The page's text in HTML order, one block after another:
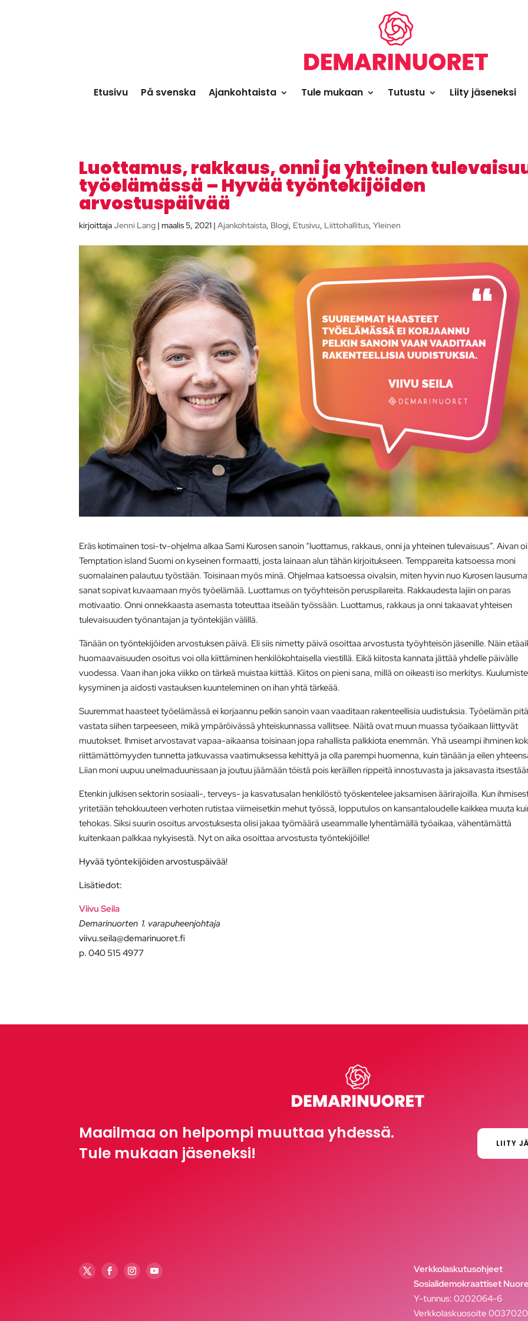
Etusivu På svenska Ajankohtaista Tule mukaan Tutustu Liity jäseneksi
Luottamus, rakkaus, onni ja yhteinen
työelämässä – Hyvää työntekijöiden
arvostuspäivää
kirjoittajaJenni Lang |maalis 5, 2021 |Ajankohtaista, Blogi, Etusivu, Liittohallitus,Yleinen
Eräs kotimainen tosi-tv-ohjelma alkaa Sami Kurosen sanoin “luottamus, rakkaus, onni ja yhteinen tulevaisuus”. Aivan
Temptation island Suomi on kyseinen formaatti, josta lainaan alun tähän kirjoitukseen. Temppareita katsoessa moni
suomalainen palautuu työstään. Toisinaan myös minä. Ohjelmaa katsoessa oivalsin, miten hyvin nuo Kurosen
sanat sopivat kuvaamaan myös työelämää. Luottamus on työyhteisön peruspilareita. Rakkaudesta lajiin on paras
motivaatio. Onni onnekkaasta asemasta toteuttaa itseään työssään. Luottamus, rakkaus ja onni takaavat yhteisen
tulevaisuuden työnantajan ja työntekijän välillä.
Tänään on työntekijöiden arvostuksen päivä. Eli siis nimetty päivä osoittaa arvostusta työyhteisön jäsenille. Näin
huomaavaisuuden osoitus voi olla kiittäminen henkilökohtaisella viestillä. Eikä kiitosta kannata jättää yhdelle päivälle
vuodessa. Vaan ihan joka viikko on tärkeä muistaa kiittää. Kiitos on pieni sana, millä on oikeasti iso merkitys.
kysyminen ja aidosti vastauksen kuunteleminen on ihan yhtä tärkeää.
Suuremmat haasteet työelämässä ei korjaannu pelkin sanoin vaan vaaditaan rakenteellisia uudistuksia. Työelämän
vastata siihen tarpeeseen, mikä ympäröivässä yhteiskunnassa vallitsee. Näitä ovat muun muassa työaikaan liittyvät
muutokset. Ihmiset arvostavat vapaa-aikaansa toisinaan jopa rahallista palkkiota enemmän.Yhä useampi ihminen
riittämättömyyden tunnetta jatkuvassa vaatimuksessa kehittyä ja olla parempi huomenna, kuin tänään ja eilen
Liian moni uupuu unelmaduunissaan ja joutuu jäämään töistä pois keräillen rippeitä innostuvasta ja jaksavasta
Etenkin julkisen sektorin sosiaali-, terveys- ja kasvatusalan henkilöstö työskentelee jaksamisen äärirajoilla. Kun
yritetään tehokkuuteen verhoten rutistaa viimeisetkin mehut työssä, lopputulos on kansantaloudelle kaikkea muuta
tehokas. Siksi suurin osoitus arvostuksesta olisi jakaa työmäärä useammalle lyhentämällä työaikaa, vähentämättä
kuitenkaan palkkaa nykyisestä. Nyt on aika osoittaa arvostusta työntekijöille!
Hyvää työntekijöiden arvostuspäivää!
Lisätiedot:
Viivu Seila
Demarinuorten 1. varapuheenjohtaja
viivu.seila@demarinuoret.fi
p. 040 515 4977
Maailmaa on helpompi muuttaa yhdessä.
Tule mukaan jäseneksi!
LIITY
Verkkolaskutusohjeet
Sosialidemokraattiset
Y-tunnus: 0202064-6
Verkkolaskuosoite